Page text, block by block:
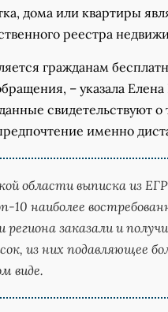
дома или квартиры
реестра
гражданам
– указала
свидетельствуют
именно
области выписка из
10 наиболее
региона заказали и
из них подавляющее
виде.